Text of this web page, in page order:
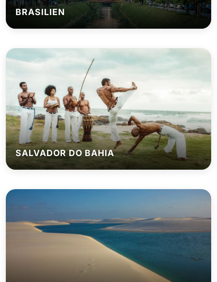
BRASILIEN
SALVADOR DO BAHIA